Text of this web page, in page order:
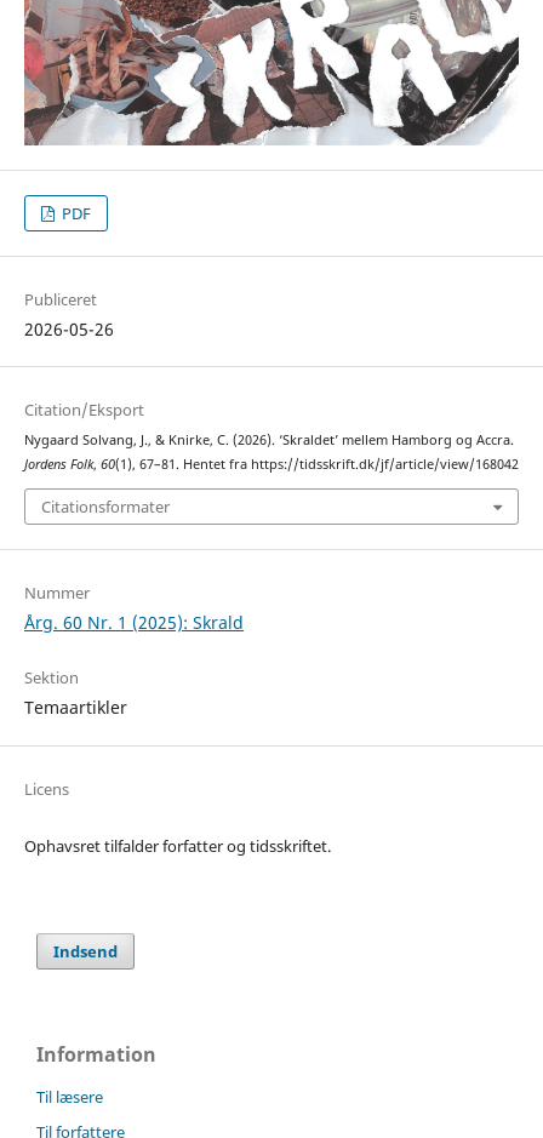
PDF
Publiceret
2026-05-26
Citation/Eksport
Nygaard Solvang, J., & Knirke, C. (2026). ‘Skraldet’ mellem Hamborg og Accra.
Jordens Folk, 60(1), 67–81. Hentet fra https://tidsskrift.dk/jf/article/view/168042
Citationsformater
Nummer
Årg. 60 Nr. 1 (2025): Skrald
Sektion
Temaartikler
Licens
Ophavsret tilfalder forfatter og tidsskriftet.
Indsend
Information
Til læsere
Til forfattere